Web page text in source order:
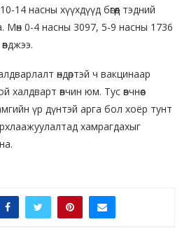
14 насны хүүхдүүд бөгөөд тэдний
Мөн 0-4 насны 3097, 5-9 насны 1736
өндөртэй ч вакцинаар
өвчин юм. Тус өвчнөөс
үр дүнтэй арга бол хоёр тунт
хамрагдахыг